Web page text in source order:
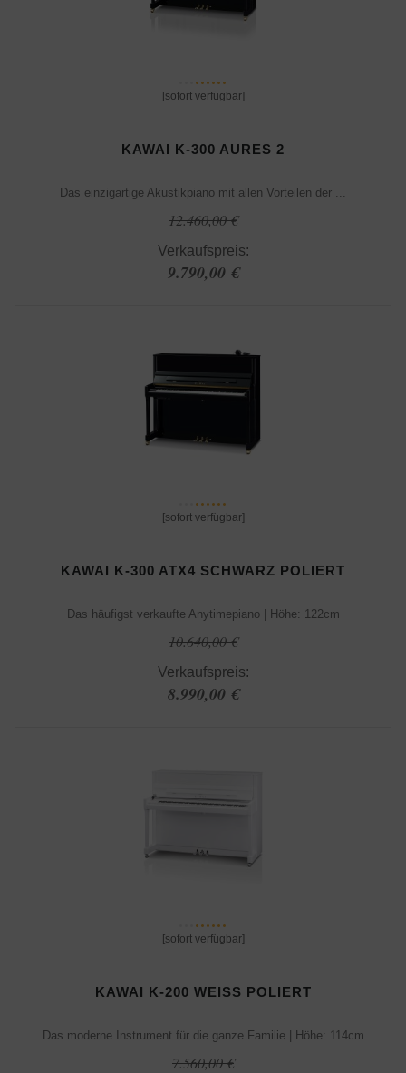
[sofort verfügbar]
KAWAI K-300 AURES 2
Das einzigartige Akustikpiano mit allen Vorteilen der ...
12.460,00 €
Verkaufspreis:
9.790,00 €
[sofort verfügbar]
KAWAI K-300 ATX4 SCHWARZ POLIERT
Das häufigst verkaufte Anytimepiano | Höhe: 122cm
10.640,00 €
Verkaufspreis:
8.990,00 €
[sofort verfügbar]
KAWAI K-200 WEISS POLIERT
Das moderne Instrument für die ganze Familie | Höhe: 114cm
7.560,00 €